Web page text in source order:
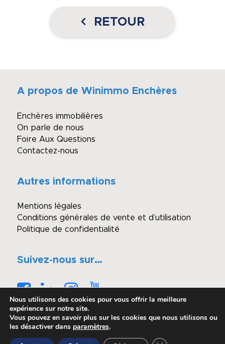
RETOUR
A propos de Winimmo Enchères
Enchères immobilières
On parle de nous
Foire Aux Questions
Contactez-nous
Autres informations
Mentions légales
Conditions générales de vente et d’utilisation
Politique de confidentialité
Suivez-nous sur…
© Copyright - Winimmo enchères
Nous utilisons des cookies pour vous offrir la meilleure
expérience sur notre site.
Vous pouvez en savoir plus sur les cookies que nous utilisons ou
les désactiver dans paramètres.